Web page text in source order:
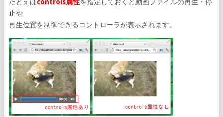
たとえばcontrols属性を指定しておくと動画ファイルの再生・停
止や
再生位置を制御できるコントローラが表示されます。